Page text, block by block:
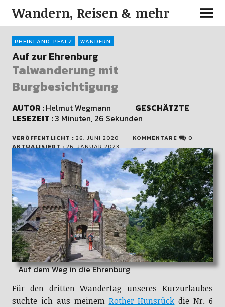
Wandern, Reisen & mehr
RHEINLAND-PFALZ WANDERN
Auf zur Ehrenburg
Talwanderung mit
Burgbesichtigung
AUTOR :Helmut Wegmann GESCHÄTZTE
LESEZEIT :3 Minuten, 26 Sekunden
VERÖFFENTLICHT : 26. JUNI 2020 KOMMENTARE
0
AKTUALISIERT : 26. JANUAR 2023
Auf dem Weg in die Ehrenburg
Für den dritten Wandertag unseres Kurzurlaubes
suchte ich aus meinem Rother Hunsrück die Nr. 6